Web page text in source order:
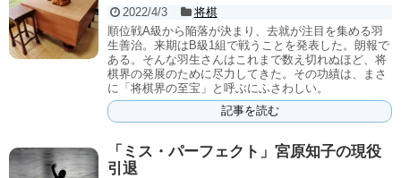
2022/4/3
将棋
順位戦A級から陥落が決まり、去就が注目を集める羽
生善治。来期はB級1組で戦うことを発表した。朗報で
ある。そんな羽生さんはこれまで数え切れぬほど、将
棋界の発展のために尽力してきた。その功績は、まさ
に「将棋界の至宝」と呼ぶにふさわしい。
記事を読む
「ミス・パーフェクト」宮原知子の現役
引退